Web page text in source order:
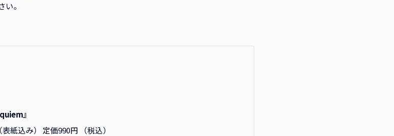
。
』
紙込み） 定価990円 （税込）